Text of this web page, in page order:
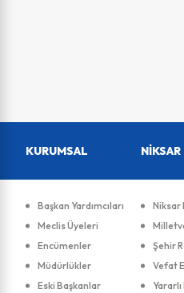
KURUMSAL
Başkan Yardımcıları
Meclis Üyeleri
Encümenler
Müdürlükler
Eski Başkanlar
NİKSAR
Niksar
Şehir
Vefat